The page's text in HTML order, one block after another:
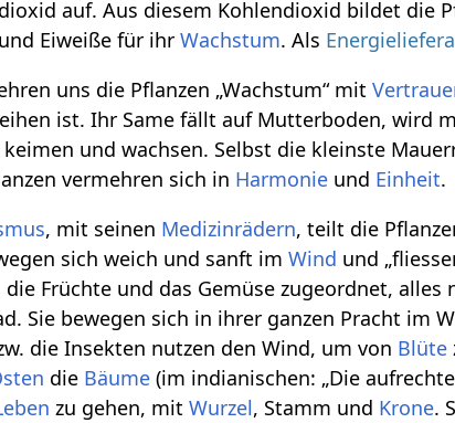
auf. Aus diesem Kohlendioxid bildet die
und Eiweiße für ihrWachstum. Als
uns die Pflanzen „Wachstum“ mit
ist. Ihr Same fällt auf Mutterboden, wird
und wachsen. Selbst die kleinste
vermehren sich in Harmonie und Einheit.
, mit seinen Medizinrädern, teilt die
sich weich und sanft imWind und
die Früchte und das Gemüse zugeordnet, alles
Sie bewegen sich in ihrer ganzen Pracht im
die Insekten nutzen den Wind, um von Blüte
die Bäume (im indianischen: „Die
zu gehen, mitWurzel, Stamm und Krone.